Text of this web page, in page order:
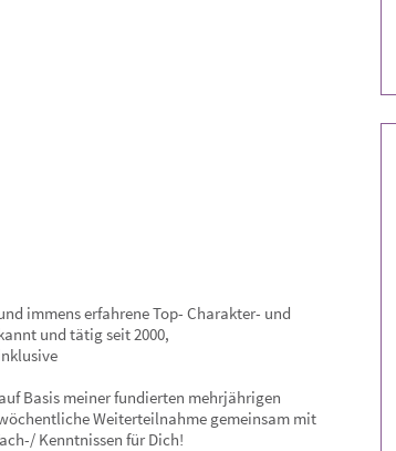
immens erfahrene Top- Charakter- und
und tätig seit 2000,
Basis meiner fundierten mehrjährigen
Weiterteilnahme gemeinsam mit
Kenntnissen für Dich!